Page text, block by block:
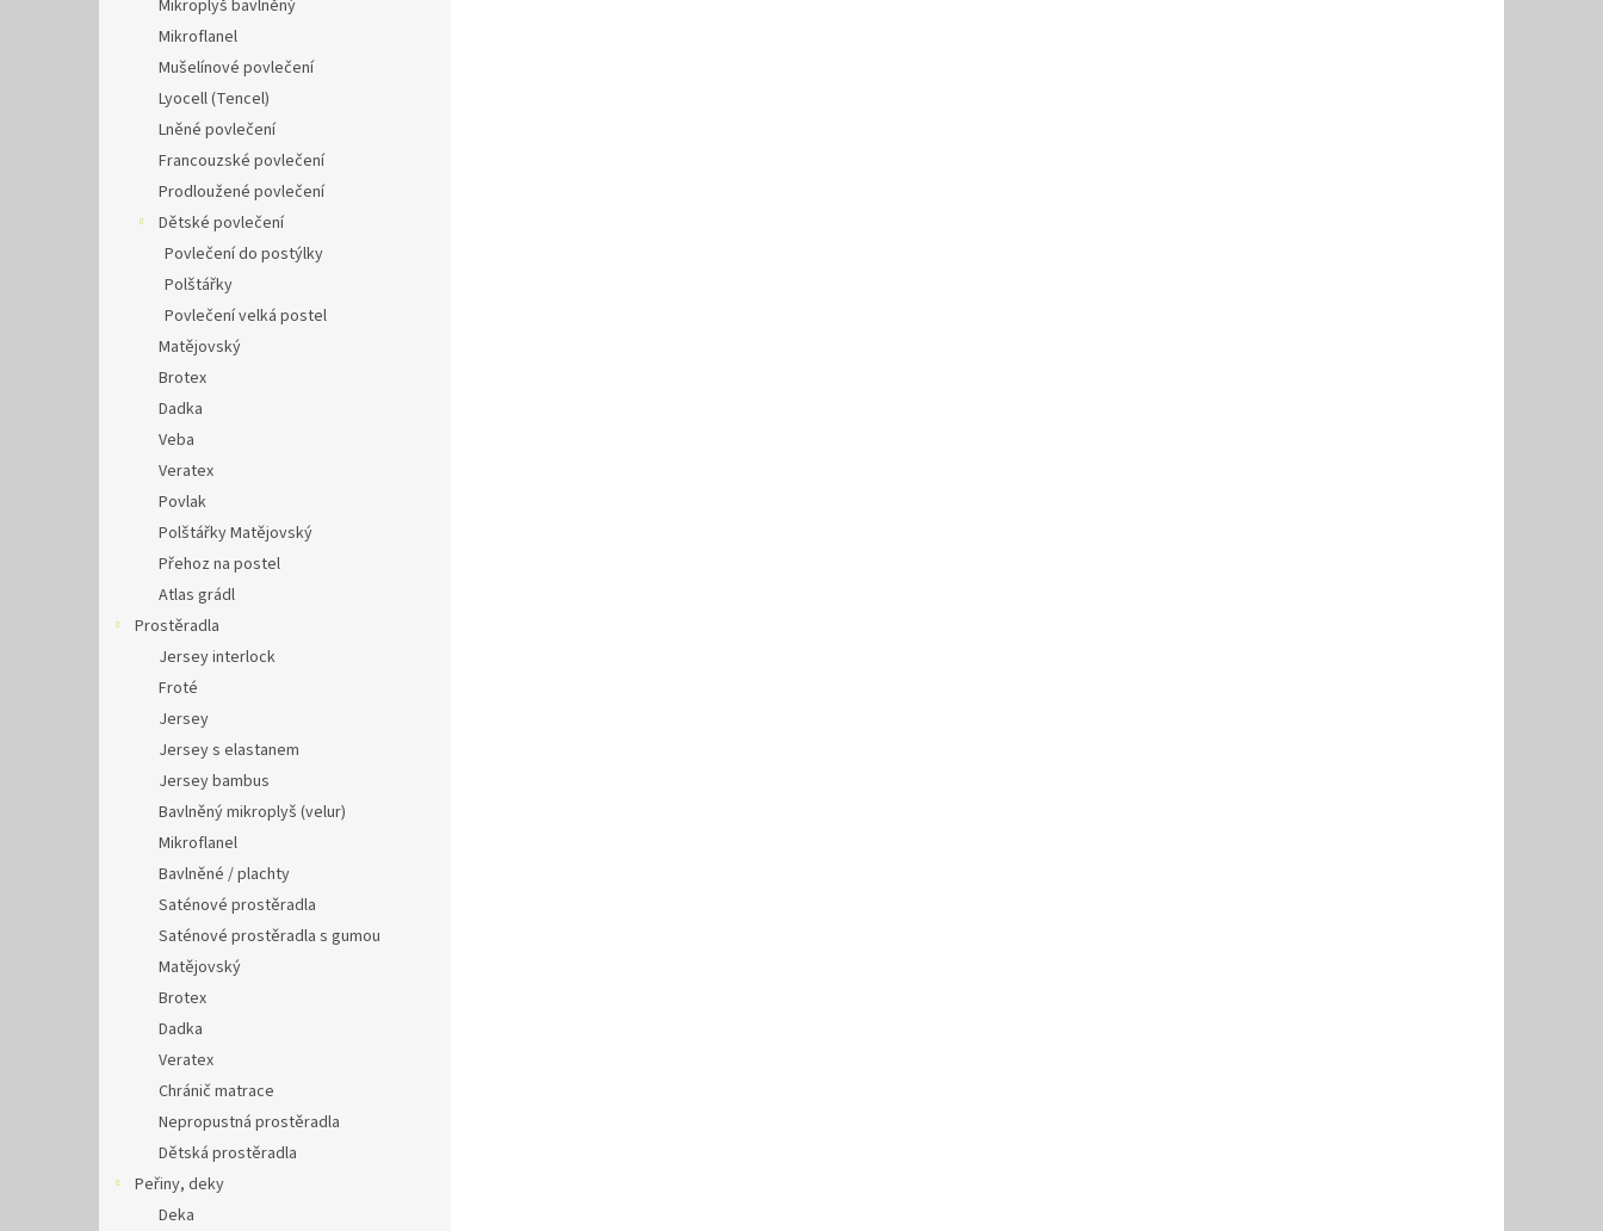
Mikroplyš bavlněný
Mikroflanel
Mušelínové povlečení
Lyocell (Tencel)
Lněné povlečení
Francouzské povlečení
Prodloužené povlečení
Dětské povlečení
Povlečení do postýlky
Polštářky
Povlečení velká postel
Matějovský
Brotex
Dadka
Veba
Veratex
Povlak
Polštářky Matějovský
Přehoz na postel
Atlas grádl
Prostěradla
Jersey interlock
Froté
Jersey
Jersey s elastanem
Jersey bambus
Bavlněný mikroplyš (velur)
Mikroflanel
Bavlněné / plachty
Saténové prostěradla
Saténové prostěradla s gumou
Matějovský
Brotex
Dadka
Veratex
Chránič matrace
Nepropustná prostěradla
Dětská prostěradla
Peřiny, deky
Deka